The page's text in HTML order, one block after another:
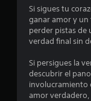
Si sigues tu
ganar amor y un
perder pistas de
verdad final sin
Si persigues la
descubrir el
involucramiento
amor